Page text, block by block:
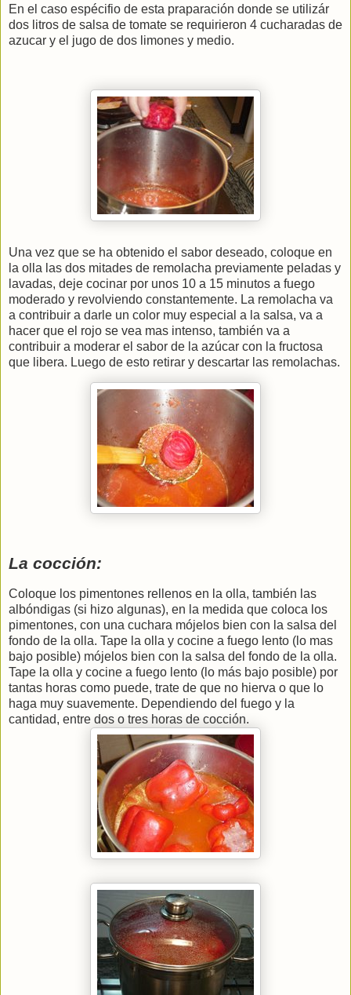
En el caso espécifio de esta praparación donde se utilizár
dos litros de salsa de tomate se requirieron 4 cucharadas de
azucar y el jugo de dos limones y medio.
Una vez que se ha obtenido el sabor deseado, coloque en
la olla las dos mitades de remolacha previamente peladas y
lavadas, deje cocinar por unos 10 a 15 minutos a fuego
moderado y revolviendo constantemente. La remolacha va
a contribuir a darle un color muy especial a la salsa, va a
hacer que el rojo se vea mas intenso, también va a
contribuir a moderar el sabor de la azúcar con la fructosa
que libera. Luego de esto retirar y descartar las remolachas.
La cocción:
Coloque los pimentones rellenos en la olla, también las
albóndigas (si hizo algunas), en la medida que coloca los
pimentones, con una cuchara mójelos bien con la salsa del
fondo de la olla. Tape la olla y cocine a fuego lento (lo mas
bajo posible) mójelos bien con la salsa del fondo de la olla.
Tape la olla y cocine a fuego lento (lo más bajo posible) por
tantas horas como puede, trate de que no hierva o que lo
haga muy suavemente. Dependiendo del fuego y la
cantidad, entre dos o tres horas de cocción.